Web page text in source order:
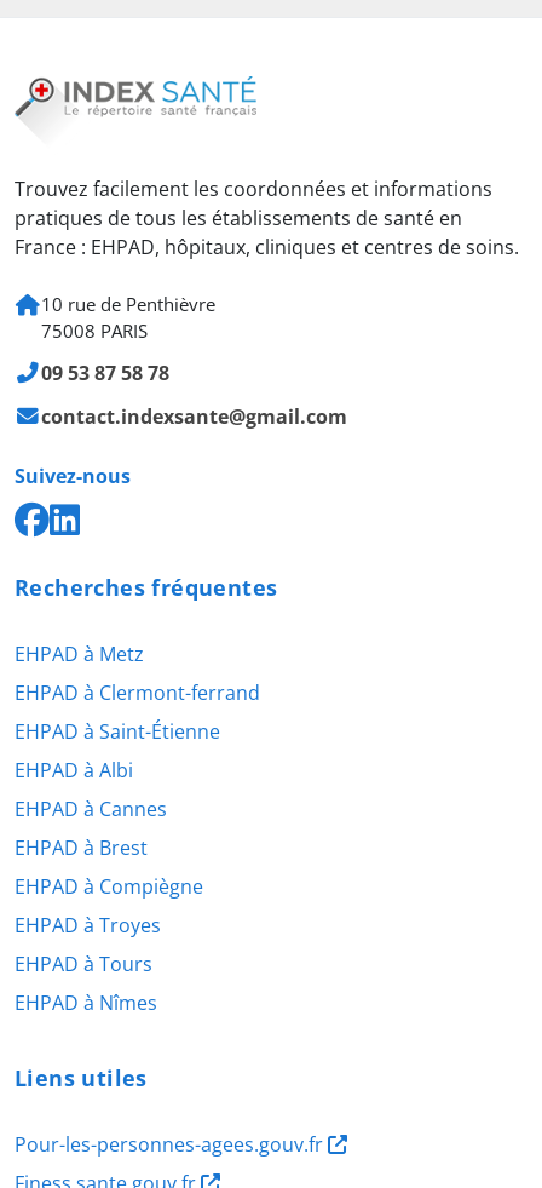
Trouvez facilement les coordonnées et informations
pratiques de tous les établissements de santé en
France : EHPAD, hôpitaux, cliniques et centres de soins.
10 rue de Penthièvre
75008 PARIS
09 53 87 58 78
contact.indexsante@gmail.com
Suivez-nous
Recherches fréquentes
EHPAD à Metz
EHPAD à Clermont-ferrand
EHPAD à Saint-Étienne
EHPAD à Albi
EHPAD à Cannes
EHPAD à Brest
EHPAD à Compiègne
EHPAD à Troyes
EHPAD à Tours
EHPAD à Nîmes
Liens utiles
Pour-les-personnes-agees.gouv.fr